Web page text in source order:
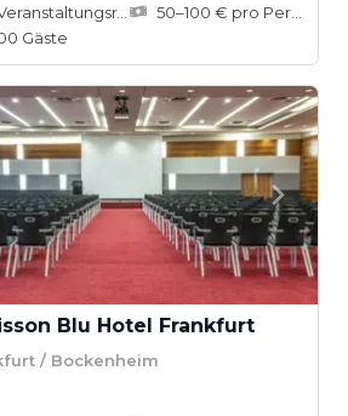
Gäste
Blu Hotel Frankfurt
/ Bockenheim